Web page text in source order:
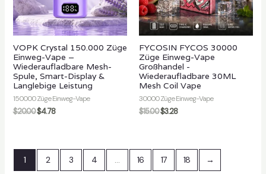
VOPK Crystal 150.000 Züge
Einweg-Vape –
Wiederaufladbare Mesh-
Spule, Smart-Display &
Langlebige Leistung
150000 Züge Einweg-Vape
$20.00$4.78
FYCOSIN FYCOS 30000
Züge Einweg-Vape
Großhandel -
Wiederaufladbare 30ML
Mesh Coil Vape
30000 Züge Einweg-Vape
$15.00$3.28
1 2 3 4 … 16 17 18 →